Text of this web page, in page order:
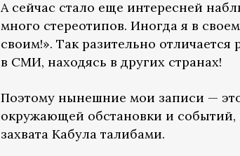
А сейчас стало еще интересней
много стереотипов. Иногда я в
своим!». Так разительно
в СМИ, находясь в других странах!
Поэтому нынешние мои записи —
окружающей обстановки и
захвата Кабула талибами.